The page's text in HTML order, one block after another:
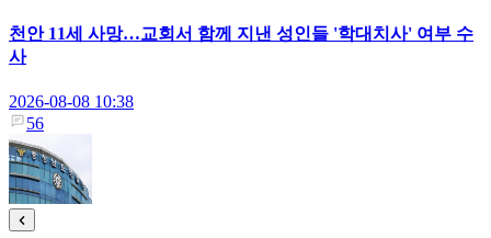
천안 11세 사망…교회서 함께 지낸 성인들 '학대치사' 여부 수
사
2026-08-08 10:38
56